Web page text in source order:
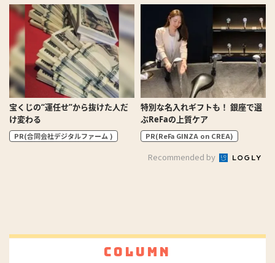
宝くじの“運任せ”から抜けた人だ
け変わる
PR(合同会社デジタルファーム )
特別な名入れギフトも！ 銀座で選
ぶReFaの上質ケア
PR(ReFa GINZA on CREA)
Recommended by
Column